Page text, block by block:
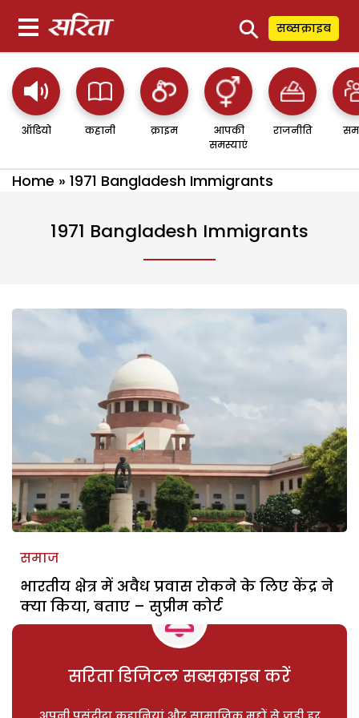
⚲ सब्सक्राइब
ऑडियो कहानी क्राइम
आपकी
समस्याएं
राजनीति
Home » 1971 Bangladesh Immigrants
1971 Bangladesh Immigrants
समाज
भारतीय क्षेत्र में अवैध प्रवास रोकने के लिए केंद्र ने
क्या किया, बताए – सुप्रीम कोर्ट
सरिता डिजिटल सब्सक्राइब करें